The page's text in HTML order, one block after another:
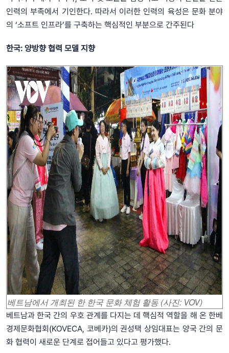
인력의 부족에서 기인한다. 따라서 이러한 인력의 육성은 문화 분야
의 ‘소프트 인프라’를 구축하는 핵심적인 부분으로 간주된다
한국: 양방향 협력 모델 지향
베트남에서 개최된 한 한국 문화 체험 활동 (사진: VOV)
베트남과 한국 간의 우호 관계를 다지는 데 핵심적 역할을 해 온 한베
경제문화협회(KOVECA, 코베카)의 권성택 상임대표는 양국 간의 문
화 협력이 새로운 단계로 접어들고 있다고 평가했다.